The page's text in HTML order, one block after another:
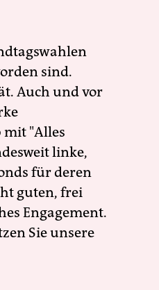
sind.
Auch und vor
mit "Alles
linke,
für deren
guten, frei
Engagement.
Sie unsere